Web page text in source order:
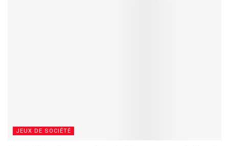
JEUX DE SOCIÉTÉ